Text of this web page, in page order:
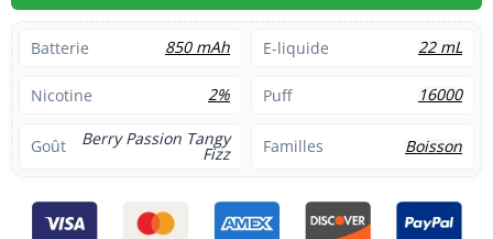
Batterie 850 mAh E-liquide 22 mL
Nicotine 2% Puff 16000
Goût Berry Passion Tangy
Fizz Familles Boisson